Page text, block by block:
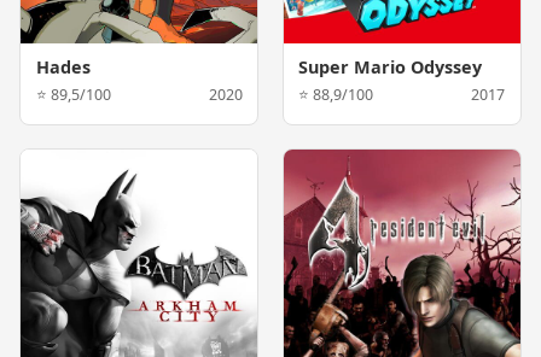
Hades
⭐ 89,5/100 2020
Super Mario Odyssey
⭐ 88,9/100 2017